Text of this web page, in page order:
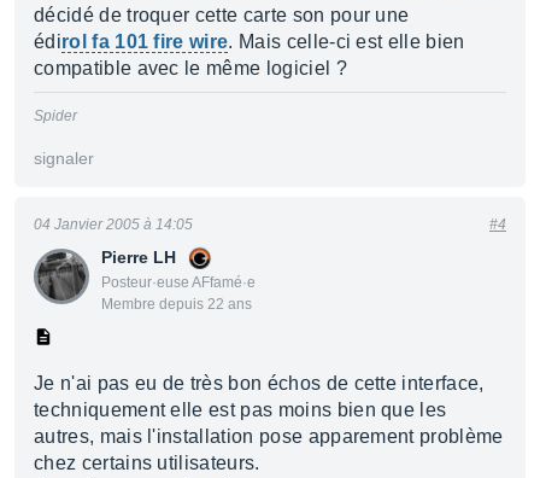
décidé de troquer cette carte son pour une
édirol fa 101 fire wire. Mais celle-ci est elle bien
compatible avec le même logiciel ?
Spider
signaler
Pierre LH
Posteur·euse AFfamé·e
Membre depuis 22 ans
04 Janvier 2005 à 14:05 #4
Je n'ai pas eu de très bon échos de cette interface,
techniquement elle est pas moins bien que les
autres, mais l'installation pose apparement problème
chez certains utilisateurs.